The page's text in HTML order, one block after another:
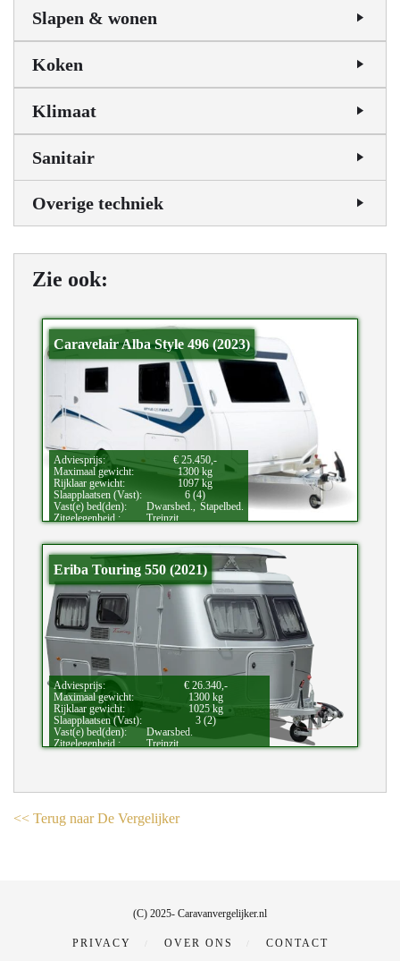
Slapen & wonen
Koken
Klimaat
Sanitair
Overige techniek
Zie ook:
Caravelair Alba Style 496 (2023)
Adviesprijs:
€ 25.450,-
Maximaal gewicht:
1300 kg
Rijklaar gewicht:
1097 kg
Slaapplaatsen (Vast):
6 (4)
Vast(e) bed(den):
Dwarsbed., Stapelbed.
Zitgelegenheid.:
Treinzit.
Eriba Touring 550 (2021)
Adviesprijs:
€ 26.340,-
Maximaal gewicht:
1300 kg
Rijklaar gewicht:
1025 kg
Slaapplaatsen (Vast):
3 (2)
Vast(e) bed(den):
Dwarsbed.
Zitgelegenheid.:
Treinzit.
<< Terug naar De Vergelijker
(C) 2025- Caravanvergelijker.nl
PRIVACY OVER ONS CONTACT